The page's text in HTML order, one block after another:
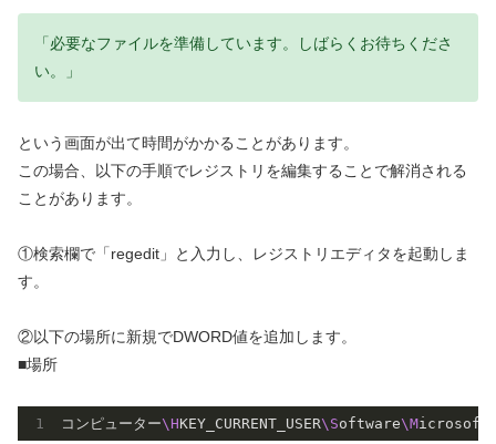
「必要なファイルを準備しています。しばらくお待ちくださ
い。」
という画面が出て時間がかかることがあります。
この場合、以下の手順でレジストリを編集することで解消される
ことがあります。
①検索欄で「regedit」と入力し、レジストリエディタを起動しま
す。
②以下の場所に新規でDWORD値を追加します。
■場所
コンピューター\HKEY_CURRENT_USER\Software\Microsoft